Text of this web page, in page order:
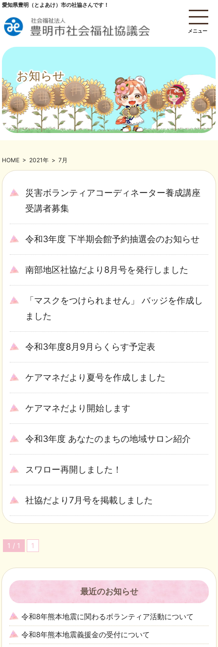
メニュー
愛知県豊明（とよあけ）市の社協さんです！
お知らせ
HOME > 2021年 > 7月
災害ボランティアコーディネーター養成講座
受講者募集
令和3年度 下半期会館予約抽選会のお知らせ
南部地区社協だより8月号を発行しました
「マスクをつけられません」 バッジを作成し
ました
令和3年度8月9月らくらす予定表
ケアマネだより夏号を作成しました
ケアマネだより開始します
令和3年度 あなたのまちの地域サロン紹介
スワロー再開しました！
社協だより7月号を掲載しました
1 / 1 1
最近のお知らせ
令和8年熊本地震に関わるボランティア活動について
令和8年熊本地震義援金の受付について